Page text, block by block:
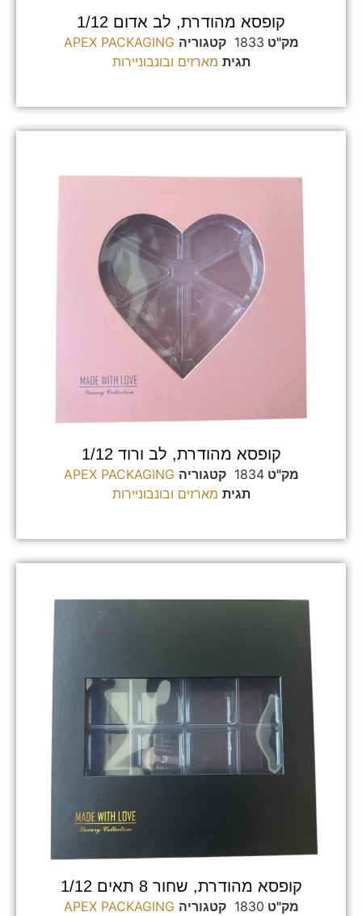
קופסא מהודרת, לב אדום 1/12
מק"ט 1833 קטגוריה APEX PACKAGING
תגית מארזים ובונבוניירות
קופסא מהודרת, לב ורוד 1/12
מק"ט1834 קטגוריה APEX PACKAGING
תגית מארזים ובונבוניירות
קופסא מהודרת, שחור 8 תאים 1/12
מק"ט 1830 קטגוריה APEX PACKAGING